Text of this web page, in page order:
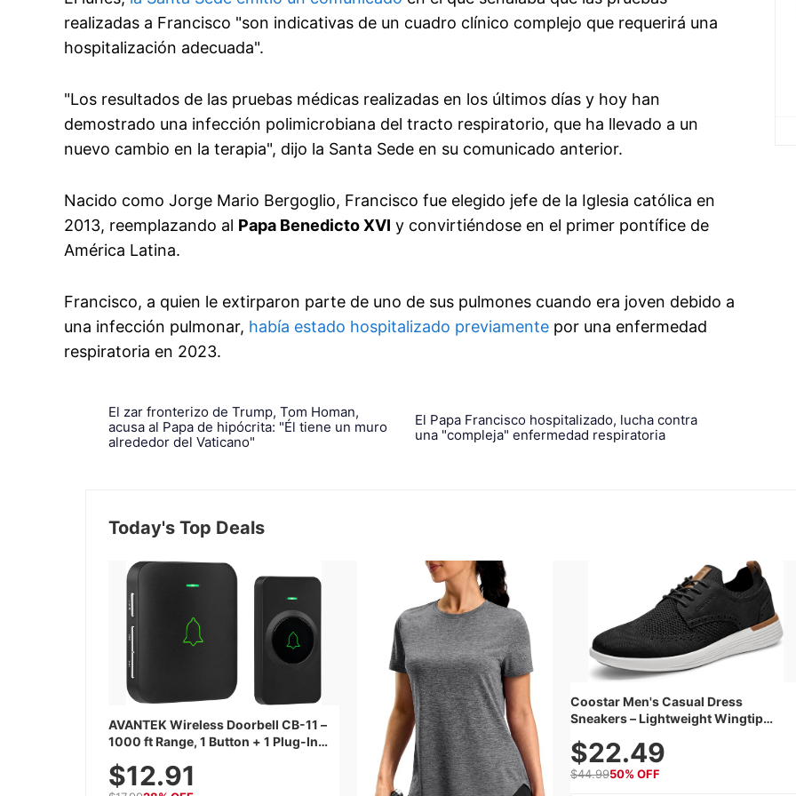
realizadas a Francisco "son indicativas de un cuadro clínico complejo que requerirá una
hospitalización adecuada".
"Los resultados de las pruebas médicas realizadas en los últimos días y hoy han
demostrado una infección polimicrobiana del tracto respiratorio, que ha llevado a un
nuevo cambio en la terapia", dijo la Santa Sede en su comunicado anterior.
Nacido como Jorge Mario Bergoglio, Francisco fue elegido jefe de la Iglesia católica en
2013, reemplazando al Papa Benedicto XVI y convirtiéndose en el primer pontífice de
América Latina.
Francisco, a quien le extirparon parte de uno de sus pulmones cuando era joven debido a
una infección pulmonar, había estado hospitalizado previamente por una enfermedad
respiratoria en 2023.
El zar fronterizo de Trump, Tom Homan,
acusa al Papa de hipócrita: "Él tiene un muro
alrededor del Vaticano"
El Papa Francisco hospitalizado, lucha contra
una "compleja" enfermedad respiratoria
Today's Top Deals
AVANTEK Wireless Doorbell CB-11 –
1000 ft Range, 1 Button + 1 Plug-In
52 Chimes, Waterproof, 3-Year
Battery
$12.91
Coostar Men's Casual Dress
Sneakers – Lightweight Wingtip
Upper, Rubber Sole & Slip-On Elastic
Collar, Business & Walking Shoe
$22.49
$44.9950% OFF